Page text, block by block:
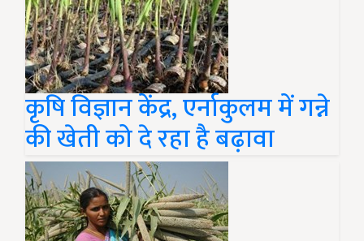
कृषि विज्ञान केंद्र, एर्नाकुलम में गन्ने
की खेती को दे रहा है बढ़ावा